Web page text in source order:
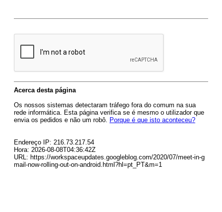
Acerca desta página
Os nossos sistemas detectaram tráfego fora do comum na sua
rede informática. Esta página verifica se é mesmo o utilizador que
envia os pedidos e não um robô. Porque é que isto aconteceu?
Endereço IP: 216.73.217.54
Hora: 2026-08-08T04:36:42Z
URL: https://workspaceupdates.googleblog.com/2020/07/meet-in-g
mail-now-rolling-out-on-android.html?hl=pt_PT&m=1